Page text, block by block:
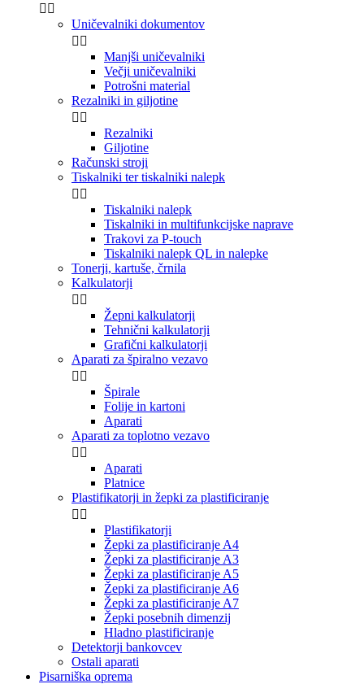
 
Uničevalniki dokumentov
 
Manjši uničevalniki
Večji uničevalniki
Potrošni material
Rezalniki in giljotine
 
Rezalniki
Giljotine
Računski stroji
Tiskalniki ter tiskalniki nalepk
 
Tiskalniki nalepk
Tiskalniki in multifunkcijske naprave
Trakovi za P-touch
Tiskalniki nalepk QL in nalepke
Tonerji, kartuše, črnila
Kalkulatorji
 
Žepni kalkulatorji
Tehnični kalkulatorji
Grafični kalkulatorji
Aparati za špiralno vezavo
 
Špirale
Folije in kartoni
Aparati
Aparati za toplotno vezavo
 
Aparati
Platnice
Plastifikatorji in žepki za plastificiranje
 
Plastifikatorji
Žepki za plastificiranje A4
Žepki za plastificiranje A3
Žepki za plastificiranje A5
Žepki za plastificiranje A6
Žepki za plastificiranje A7
Žepki posebnih dimenzij
Hladno plastificiranje
Detektorji bankovcev
Ostali aparati
Pisarniška oprema